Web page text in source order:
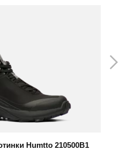
Humtto 210500B1